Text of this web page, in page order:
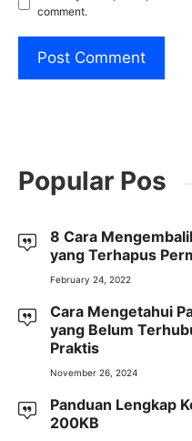
comment.
Popular Pos
8 Cara
yang Terhapus
February 24, 2022
Cara Mengetahui
yang Belum
Praktis
November 26, 2024
Panduan Lengkap
200KB